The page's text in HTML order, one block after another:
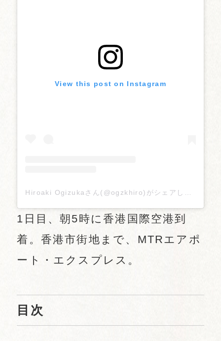
View this post on Instagram
Hiroaki Ogizukaさん(@ogzkhiro)がシェアした投稿
1日目、朝5時に香港国際空港到
着。香港市街地まで、MTRエアポ
ート・エクスプレス。
目次